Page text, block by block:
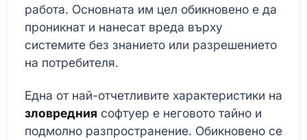
работа. Основната им цел обикновено е да
проникнат и нанесат вреда върху
системите без знанието или разрешението
на потребителя.
Една от най-отчетливите характеристики на
зловредния софтуер е неговото тайно и
подмолно разпространение. Обикновено се